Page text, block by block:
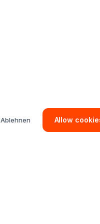
Ablehnen Allow